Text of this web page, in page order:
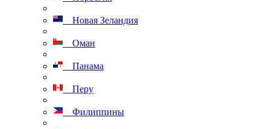
Новая Зеландия
Оман
Панама
Перу
Филиппины